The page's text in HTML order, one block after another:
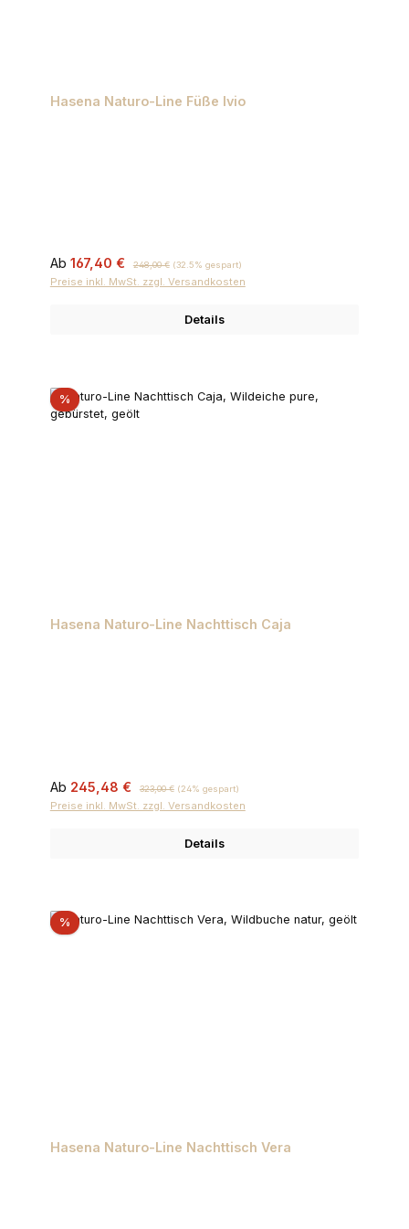
Hasena Naturo-Line Füße Ivio
Verkaufspreis:
Ab 167,40 € Regulärer Preis:
248,00 € (32.5% gespart)
Preise inkl. MwSt. zzgl. Versandkosten
Details
%Rabatt
Hasena Naturo-Line Nachttisch Caja
Verkaufspreis:
Ab 245,48 € 323,00 € (24% gespart)
Preise inkl. MwSt. zzgl. Versandkosten
Details
%Rabatt
Hasena Naturo-Line Nachttisch Vera